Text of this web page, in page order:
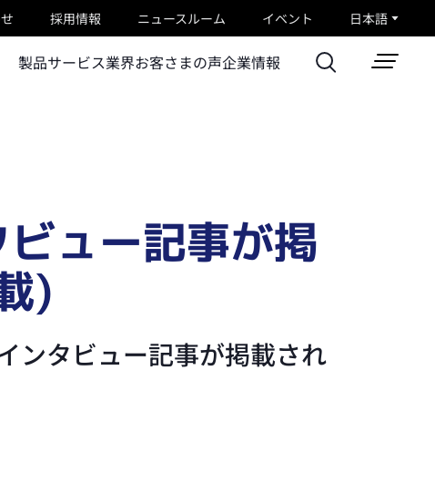
採用情報 ニュースルーム イベント 日本語
製品サービス業界お客さまの声企業情報
ビュー記事が掲
)
ンタビュー記事が掲載され